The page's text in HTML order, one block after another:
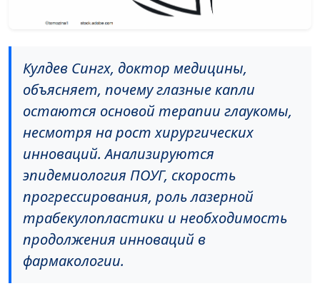
Кулдев Сингх, доктор медицины,
объясняет, почему глазные капли
остаются основой терапии глаукомы,
несмотря на рост хирургических
инноваций. Анализируются
эпидемиология ПОУГ, скорость
прогрессирования, роль лазерной
трабекулопластики и необходимость
продолжения инноваций в
фармакологии.